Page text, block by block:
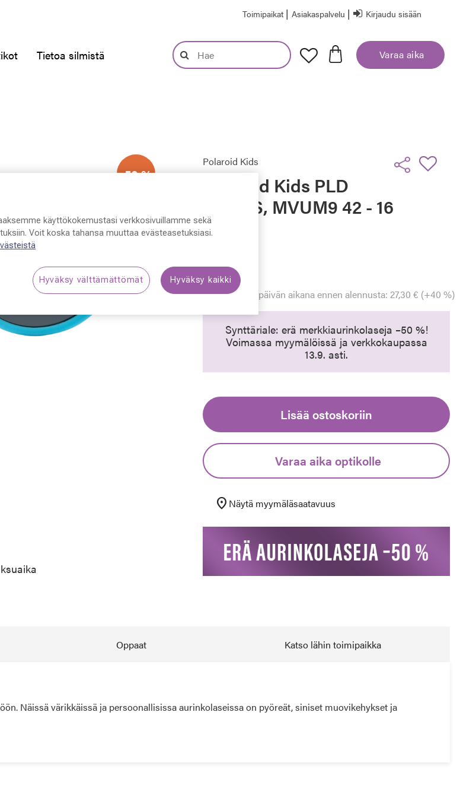
Toimipaikat | Asiakaspalvelu | Kirjaudu sisään
Tietoa silmistä Varaa aika
-50 %
Seuraava
Polaroid Kids
Polaroid Kids PLD
K007/S, MVUM9 42 - 16
- 125
Hinta alennettu
39,00 €
Alin hinta 30 päivän aikana ennen alennusta: 27,30 € (+40 %)
Synttäriale: erä merkkiaurinkolaseja –50 %!
Voimassa myymälöissä ja verkkokaupassa
13.9. asti.
Lisää ostoskoriin
Varaa aika optikolle
location_on Näytä myymäläsaatavuus
Oppaat Katso lähin toimipaikka
Näissä värikkäissä ja persoonallisissa aurinkolaseissa on pyöreät, siniset muovikehykset ja
käyttökokemustasi verkkosivuillamme sekä
Voit koska tahansa muuttaa evästeasetuksiasi.
Hyväksy välttämättömät Hyväksy kaikki